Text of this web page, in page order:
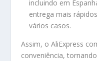
incluindo em
entrega mais
vários casos.
Assim, o AliExpress
conveniência,